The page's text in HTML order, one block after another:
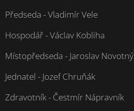
Předseda - Vladimír Vele
Hospodář - Václav Kobliha
Místopředseda - Jaroslav Novotný
Jednatel - Jozef Chruňák
Zdravotník - Čestmír Nápravník